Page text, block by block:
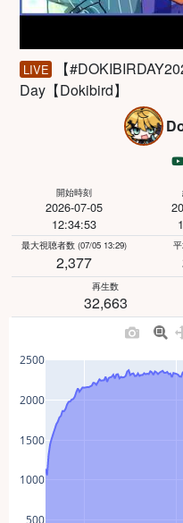
LIVE
【
Day【Dokibird】
開始時刻
2026-07-05
12:34:53
最大視聴者数 (07/05 13:29)
2,377
再生数
32,663
500
1000
1500
2000
2500